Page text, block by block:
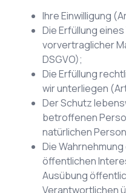
Ihre Einwilligung
Die Erfüllung
vorvertraglicher
DSGVO);
Die Erfüllung
wir unterliegen
Der Schutz
betroffenen
natürlichen Person
Die
öffentlichen
Ausübung
Verantwortlichen